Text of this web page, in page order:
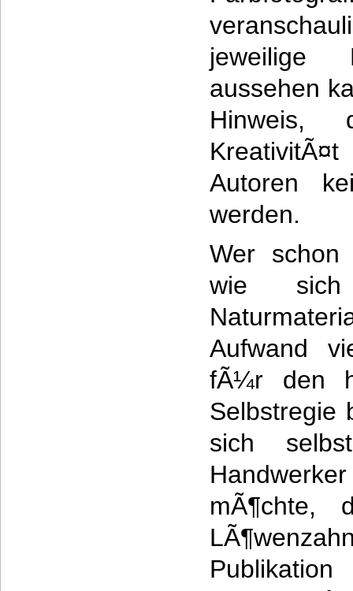
jeweilige
aussehen
Hinweis,
Autoren
werden.
Wer schon
wie sich
Aufwand
fÃ¼r den
Selbstregie
sich
mÃ¶chte,